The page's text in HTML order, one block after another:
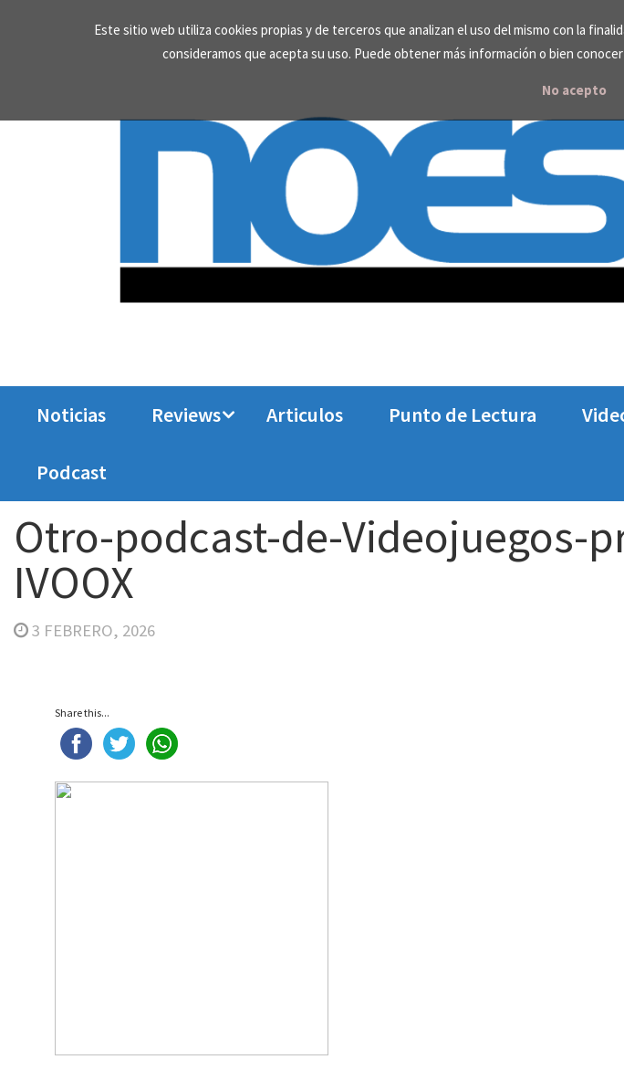
Este sitio web utiliza cookies propias y de terceros que analizan el uso del mismo con la
consideramos que acepta su uso. Puede obtener más información o bien
No acepto
Noticias Reviews Articulos Punto de Lectura
Podcast
Otro-podcast-de-Videojuegos-programa-7-IVOOX
Otro-podcast-de-Videojuegos-
IVOOX
3 FEBRERO, 2026
Share this...